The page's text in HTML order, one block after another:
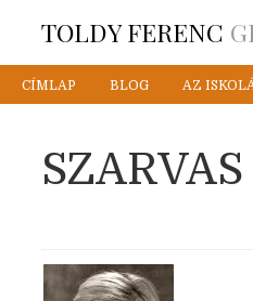
TOLDY FERENC
CÍMLAP BLOG AZ